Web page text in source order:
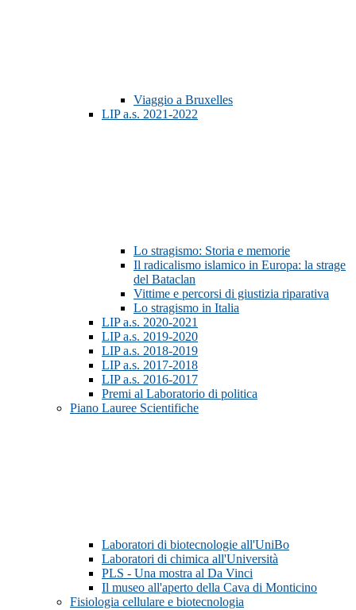
Viaggio a Bruxelles
LIP a.s. 2021-2022
Lo stragismo: Storia e memorie
Il radicalismo islamico in Europa: la strage
del Bataclan
Vittime e percorsi di giustizia riparativa
Lo stragismo in Italia
LIP a.s. 2020-2021
LIP a.s. 2019-2020
LIP a.s. 2018-2019
LIP a.s. 2017-2018
LIP a.s. 2016-2017
Premi al Laboratorio di politica
Piano Lauree Scientifiche
Laboratori di biotecnologie all'UniBo
Laboratori di chimica all'Università
PLS - Una mostra al Da Vinci
Il museo all'aperto della Cava di Monticino
Fisiologia cellulare e biotecnologia